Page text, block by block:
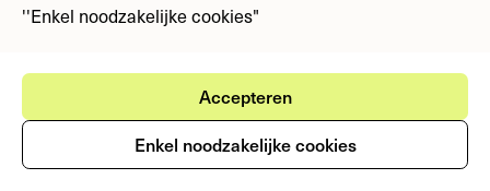
''Enkel noodzakelijke cookies"
Accepteren
Enkel noodzakelijke cookies